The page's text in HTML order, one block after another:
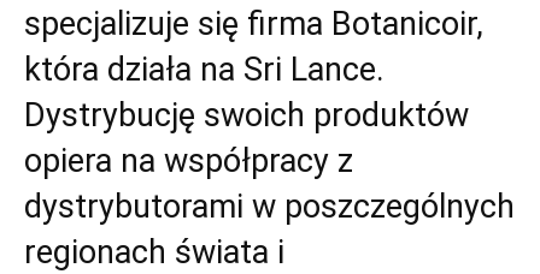
specjalizuje się firma Botanicoir,
która działa na Sri Lance.
Dystrybucję swoich produktów
opiera na współpracy z
dystrybutorami w poszczególnych
regionach świata i